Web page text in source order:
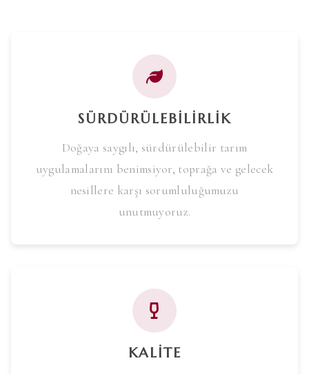
SÜRDÜRÜLEBILIRLIK
Doğaya saygılı, sürdürülebilir tarım
uygulamalarını benimsiyor, toprağa ve gelecek
nesillere karşı sorumluluğumuzu
unutmuyoruz.
KALITE